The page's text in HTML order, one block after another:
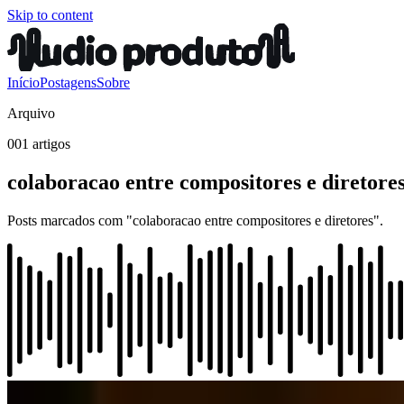
Skip to content
InícioPostagensSobre
Arquivo
001 artigos
colaboracao entre compositores e
Posts marcados com "colaboracao entre compositores e diretores".